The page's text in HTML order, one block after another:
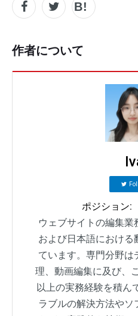
作者について
ポジション:
ウェブサイトの編集
および日本語における
ています。専門分野は
理、動画編集に及び、
以上の実務経験を積ん
ラブルの解決方法やソ